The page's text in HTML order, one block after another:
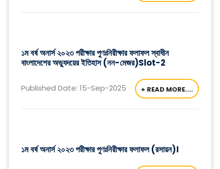
১ম বর্ষ অনার্স ২০২৩ পরীক্ষার পুণঃনিরীক্ষার ফলাফল স্বাধীন
বাংলাদেশের অভ্যুদয়ের ইতিহাস (নন-মেজর)Slot-2
Published Date: 15-Sep-2025 + READ MORE....
১ম বর্ষ অনার্স ২০২৩ পরীক্ষার পুণঃনিরীক্ষার ফলাফল (রসায়ন)।